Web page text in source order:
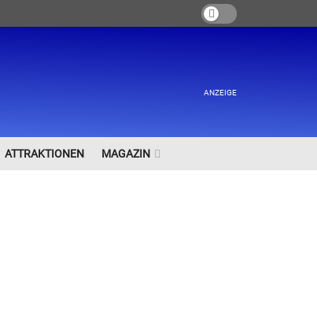
ANZEIGE
ATTRAKTIONEN MAGAZIN